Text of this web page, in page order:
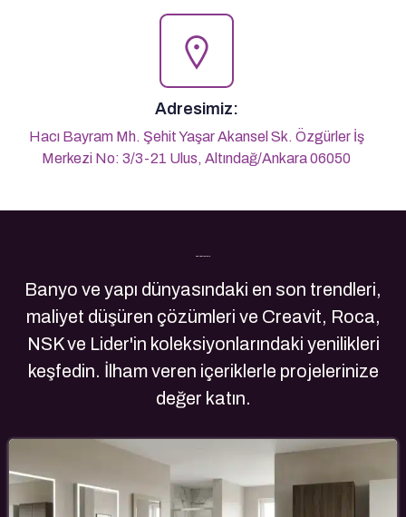
Adresimiz:
Hacı Bayram Mh. Şehit Yaşar Akansel Sk. Özgürler İş
Merkezi No: 3/3-21 Ulus, Altındağ/Ankara 06050
Son Yazılarımız
Banyo ve yapı dünyasındaki en son trendleri,
maliyet düşüren çözümleri ve Creavit, Roca,
NSK ve Lider'in koleksiyonlarındaki yenilikleri
keşfedin. İlham veren içeriklerle projelerinize
değer katın.